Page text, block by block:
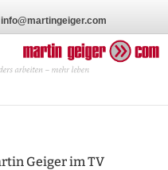
info@martingeiger.com
Geiger im TV